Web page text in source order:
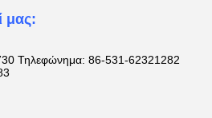
μας:
Τηλεφώνημα: 86-531-62321282